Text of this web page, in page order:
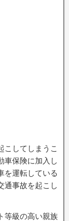
こしてしまうこ
車保険に加入し
を運転している
通事故を起こし
等級の高い親族